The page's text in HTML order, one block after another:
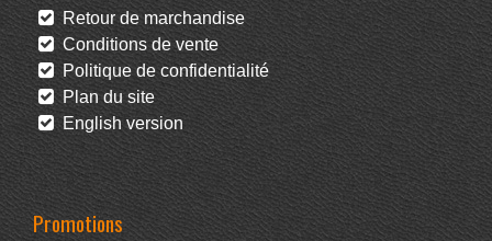
Retour de marchandise
Conditions de vente
Politique de confidentialité
Plan du site
English version
Promotions